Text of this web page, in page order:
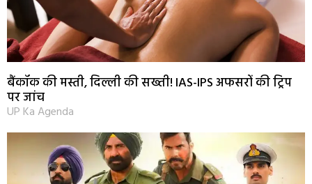
बैंकॉक की मस्ती, दिल्ली की सख्ती! IAS-IPS अफसरों की ट्रिप
पर जांच
UP Ka Agenda